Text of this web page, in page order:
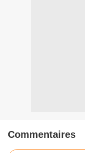
Commentaires